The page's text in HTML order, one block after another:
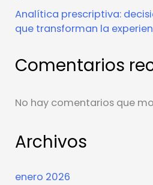
Analítica prescriptiva:
que transforman la
Comentarios
No hay comentarios que
Archivos
enero 2026